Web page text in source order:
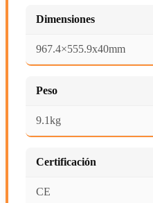
Dimensiones
967.4×555.9x40mm
Peso
9.1kg
Certificación
CE